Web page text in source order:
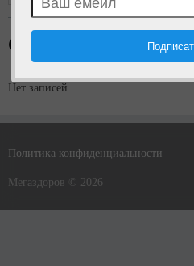
Стена пользователя
Нет записей.
Политика конфиденциальности
Мегаздоров © 2026